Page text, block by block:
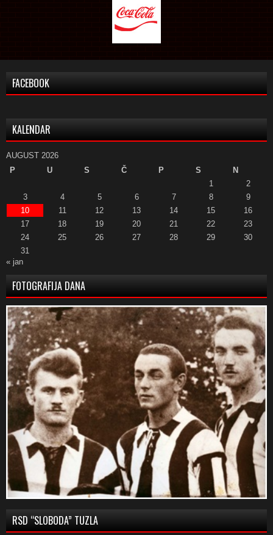
FACEBOOK
KALENDAR
AUGUST 2026
P
U S Č P S
N
1
2
3
4 5 6 7 8
9
10
11 12 13 14 15
16
17
18 19 20 21 22
23
24
25 26 27 28 29
30
31
« jan
FOTOGRAFIJA DANA
RSD “SLOBODA” TUZLA